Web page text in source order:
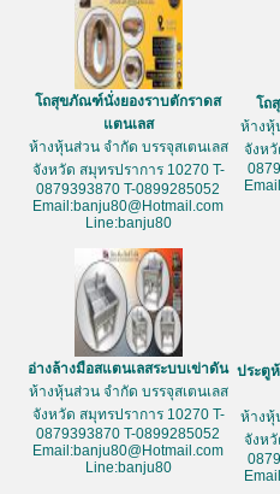
โถสุขภัณฑ์นั่งยองราบตักราดส
แตนเลส
ห้างหุ้นส่วน จำกัด บรรจุสเตนเลส
จังหวัด สมุทรปราการ 10270 T-
0879393870 T-0899285052
Email:banju80@Hotmail.com
Line:banju80
โถ
ห้างหุ้
จังห
อ่างล้างมือสแตนเลสระบบเข่าดัน
ห้างหุ้นส่วน จำกัด บรรจุสเตนเลส
จังหวัด สมุทรปราการ 10270 T-
0879393870 T-0899285052
Email:banju80@Hotmail.com
Line:banju80
ประตู
ห้างหุ้
จังห